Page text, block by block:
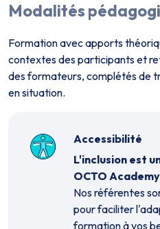
Modalités
Formation avec apports
contextes des participants et
des formateurs, complétés de
en situation.
Accessibilité
L'inclusion est
OCTO
Nos référent·es
pour faciliter
formation à vos